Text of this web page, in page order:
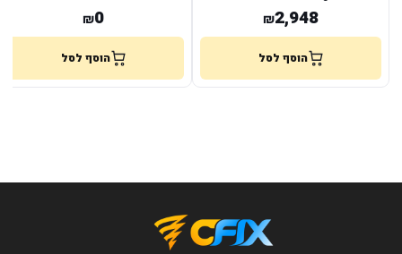
₪2,948
הוסף לסל
₪0
הוסף לסל